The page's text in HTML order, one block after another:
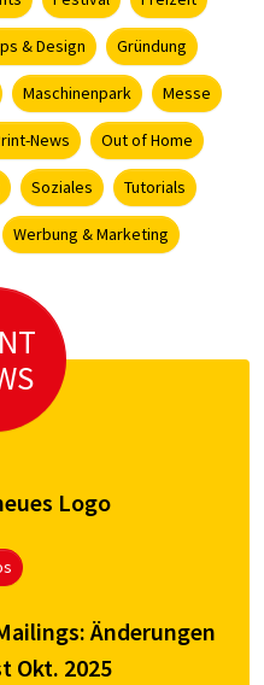
& Design Gründung
Maschinenpark Messe
News Out of Home
Soziales Tutorials
Werbung & Marketing
Logo
Änderungen
Okt. 2025